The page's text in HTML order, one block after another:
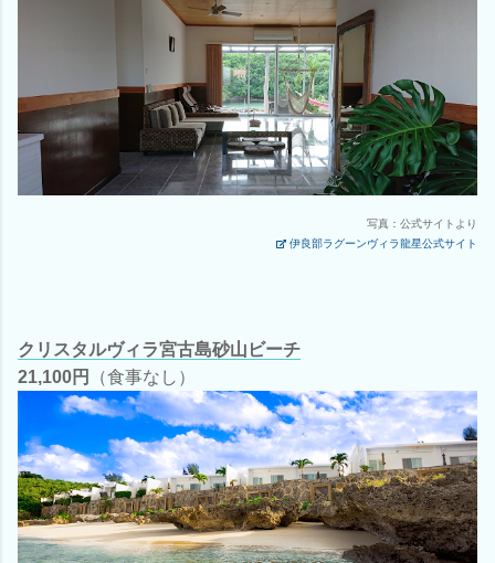
写真：公式サイトより
伊良部ラグーンヴィラ龍星公式サイト
クリスタルヴィラ宮古島砂山ビーチ
21,100円
（食事なし）